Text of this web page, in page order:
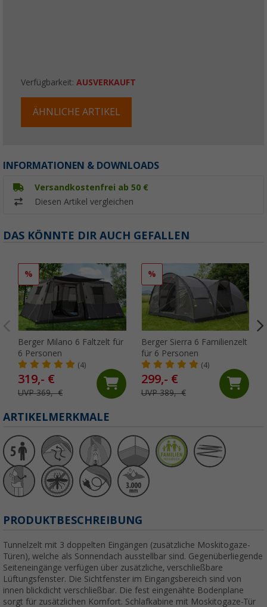
Verfügbarkeit: AUSVERKAUFT
ÄHNLICHE ARTIKEL
INFORMATIONEN & DOWNLOADS
Versandkostenfrei ab 50 €
Diesen Artikel vergleichen
DAS KÖNNTE DIR AUCH GEFALLEN
%
Berger Milano 6 Faltzelt für
6 Personen
(4)
319,- €
UVP 369,- €
%
Berger Sierra 6 Familienzelt
für 6 Personen
(4)
299,- €
UVP 389,- €
ARTIKELMERKMALE
PRODUKTBESCHREIBUNG
Tunnelzelt mit 3 doppelten Eingängen (zusätzliche Moskitogaze-
Türen), welche als Sonnendach ausstellbar sind. Gegenüberliegende
Seiteneingänge verfügen über zusätzliche, verschließbare
Lüftungsfenster. Die Sichtfenster im Eingangsbereich sind von
innen blickdicht verschließbar. Die fest eingenähte Bodenplane
sorgt für zusätzlichen Komfort. Schlafkabine mit Moskitogaze-Tür